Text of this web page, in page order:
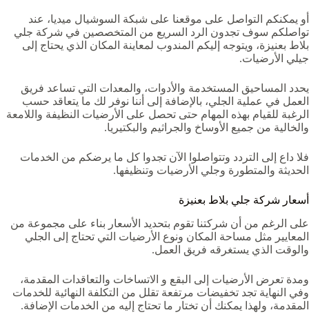
أو يمكنكم التواصل على موقعنا على شبكة السوشيال ميديا، عند
تواصلكم سوف تجدون الرد السريع من المتخصصين في شركة جلي
بلاط بعنيزة، ويتوجه إليكم المندوب لمعاينة المكان الذي يحتاج إلى
جيلي الأرضيات.
يحدد المساحيق المستخدمة والأدوات، والمعدات التي تساعد فريق
العمل في عملية الجلي، بالإضافة إلى أننا نوفر لك ما يتعاقد حسب
الرغبة للقيام بهذه المهام حتى تحصل على الأرضيات النظيفة واللامعة
والخالية من جميع الأوساخ والجراثيم والبكتيريا.
فلا داع إلى التردد وتتواصلوا الآن تجدوا كل ما يرضكم من الخدمات
الحديثة والمتطورة وجلي الأرضيات وتنظيفها.
أسعار شركة جلي بلاط بعنيزة
على الرغم من أن شركتنا تقوم بتحديد الأسعار بناء على مجموعة من
المعايير مثل مساحة المكان ونوع الأرضيات التي تحتاج إلى الجلي
والوقت الذي يستغرقه فريق العمل.
ومدة تعرض الأرضيات إلى البقع و الاتساخات والتعاقدات المقدمة،
وفي النهاية تجد تخفيضات مرتفعة تقلل من التكلفة النهائية للخدمات
المقدمة، ولهذا يمكنك أن تختار ما تحتاج إليه من الخدمات الإضافة.